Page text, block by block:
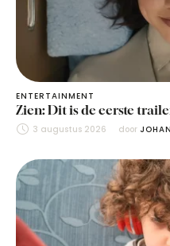
ENTERTAINMENT
Zien: Dit is de eerste
3 augustus 2026 door